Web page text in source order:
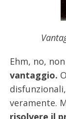
Ehm, no,
vantaggio.
veramente.
risolvere il